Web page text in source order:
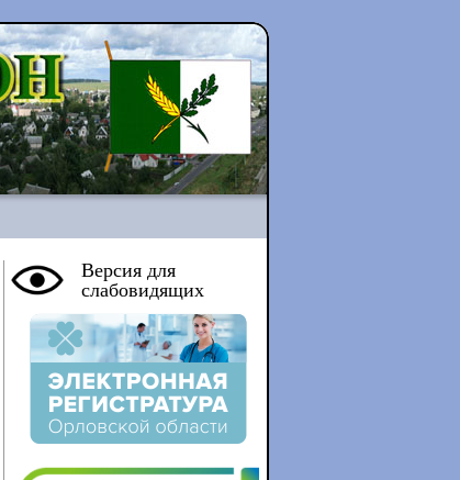
Версия для
слабовидящих